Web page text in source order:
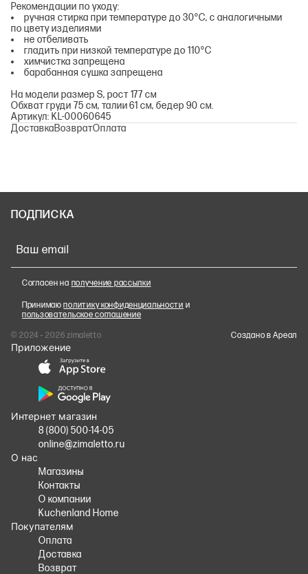
Рекомендации по уходу:
ручная стирка при температуре до 30°С, с аналогичными
по цвету изделиями
не отбеливать
гладить при низкой температуре до 110°С
химчистка запрещена
барабанная сушка запрещена
На модели размер S, рост 177 см
Обхват груди 75 см, талии 61 см, бедер 90 см.
Артикул: KL-00060645
ДоставкаВозвратОплата
ПОДПИСКА
Ваш email
Согласен на получение рассылки
Принимаюполитику конфиденциальности и
пользовательское соглашение
© 2024 – 2026 zimaletto
Cоздано в Ареал
Приложение
Интернет магазин
8 (800) 500-14-05
online@zimaletto.ru
О нас
Магазины
Контакты
О компании
Kuchenland Home
Покупателям
Оплата
Доставка
Возврат